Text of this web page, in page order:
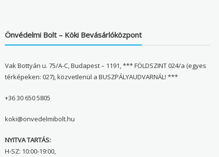
Önvédelmi Bolt – Köki Bevásárlóközpont
Vak Bottyán u. 75/A-C, Budapest – 1191, *** FÖLDSZINT 024/a (egyes
térképeken: 027), közvetlenül a BUSZPÁLYAUDVARNÁL! ***
+36 30 650 5805
koki@onvedelmibolt.hu
NYITVA TARTÁS:
H-SZ: 10:00-19:00,